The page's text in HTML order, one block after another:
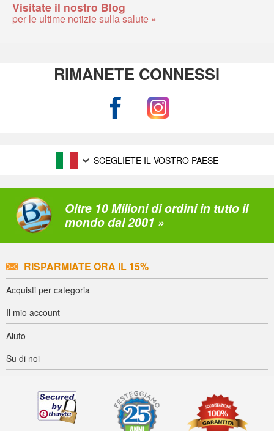
Visitate il nostro Blog
per le ultime notizie sulla salute »
RIMANETE CONNESSI
SCEGLIETE IL VOSTRO PAESE
Oltre 10 Milioni di ordini in tutto il
mondo dal 2001 »
RISPARMIATE ORA IL 15%
Acquisti per categoria
Il mio account
Aiuto
Su di noi